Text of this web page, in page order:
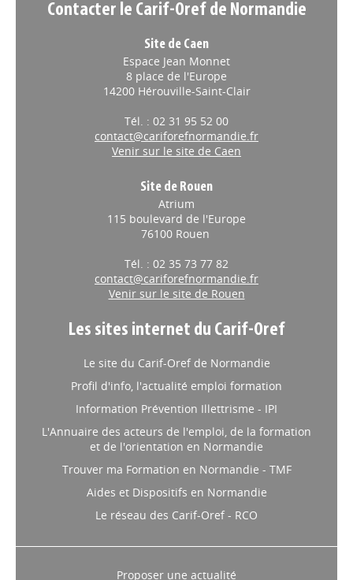
Contacter le Carif-Oref de Normandie
Site de Caen
Espace Jean Monnet
8 place de l'Europe
14200 Hérouville-Saint-Clair
Tél. : 02 31 95 52 00
contact@cariforefnormandie.fr
Venir sur le site de Caen
Site de Rouen
Atrium
115 boulevard de l'Europe
76100 Rouen
Tél. : 02 35 73 77 82
contact@cariforefnormandie.fr
Venir sur le site de Rouen
Les sites internet du Carif-Oref
Le site du Carif-Oref de Normandie
Profil d'info, l'actualité emploi formation
Information Prévention Illettrisme - IPI
L'Annuaire des acteurs de l'emploi, de la formation
et de l'orientation en Normandie
Trouver ma Formation en Normandie - TMF
Aides et Dispositifs en Normandie
Le réseau des Carif-Oref - RCO
Proposer une actualité